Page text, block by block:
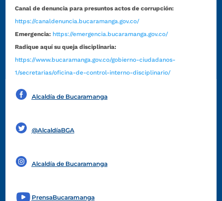
Canal de denuncia para presuntos actos de corrupción:
https://canaldenuncia.bucaramanga.gov.co/
Emergencia: https://emergencia.bucaramanga.gov.co/
Radique aquí su queja disciplinaria:
https://www.bucaramanga.gov.co/gobierno-ciudadanos-
1/secretarias/oficina-de-control-interno-disciplinario/
Alcaldía de Bucaramanga
@AlcaldíaBGA
Alcaldía de Bucaramanga
PrensaBucaramanga